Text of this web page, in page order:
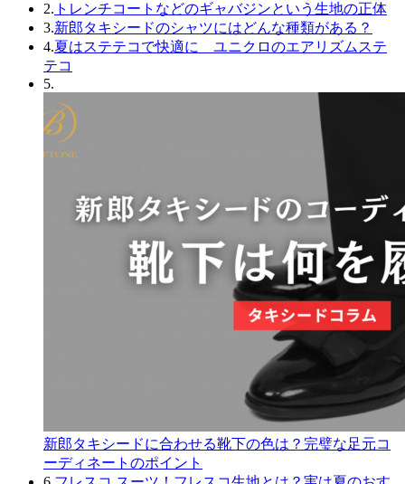
2. トレンチコートなどのギャバジンという生地の正体
3.新郎タキシードのシャツにはどんな種類がある？
4.夏はステテコで快適に ユニクロのエアリズムステ
テコ
5.
新郎タキシードに合わせる靴下の色は？完璧な足元コ
ーディネートのポイント